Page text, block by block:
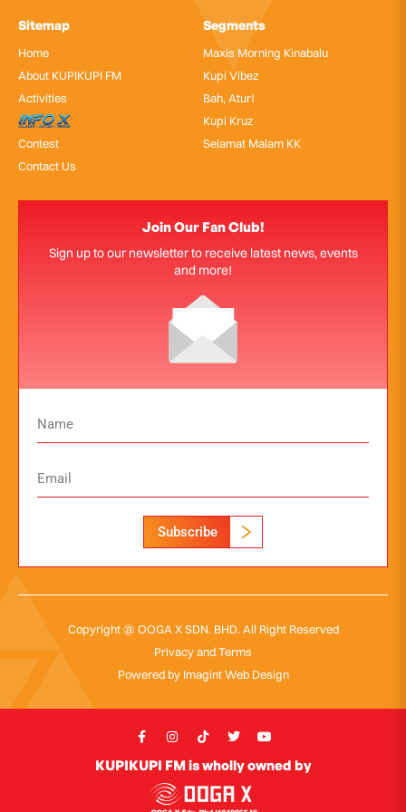
Sitemap
Home
About KUPIKUPI FM
Activities
InfoX
Contest
Contact Us
Segments
Maxis Morning Kinabalu
Kupi Vibez
Bah, Atur!
Kupi Kruz
Selamat Malam KK
Join Our Fan Club!
Sign up to our newsletter to receive latest news, events
and more!
Subscribe
Copyright @ OOGA X SDN. BHD. All Right Reserved
Privacy and Terms
Powered by Imagint Web Design
KUPIKUPI FM is wholly owned by